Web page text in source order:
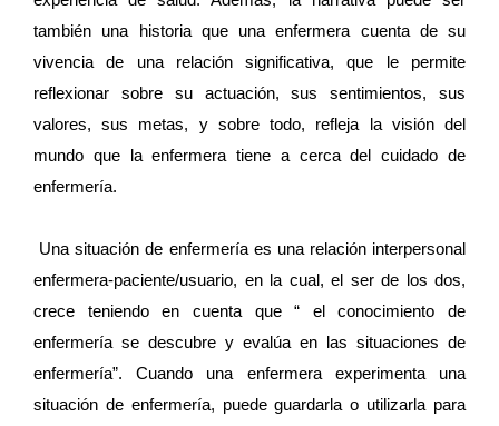
también una historia que una enfermera cuenta de su
vivencia de una relación significativa, que le permite
reflexionar sobre su actuación, sus sentimientos, sus
valores, sus metas, y sobre todo, refleja la visión del
mundo que la enfermera tiene a cerca del cuidado de
enfermería.
Una situación de enfermería es una relación interpersonal
enfermera-paciente/usuario, en la cual, el ser de los dos,
crece teniendo en cuenta que “ el conocimiento de
enfermería se descubre y evalúa en las situaciones de
enfermería”. Cuando una enfermera experimenta una
situación de enfermería, puede guardarla o utilizarla para